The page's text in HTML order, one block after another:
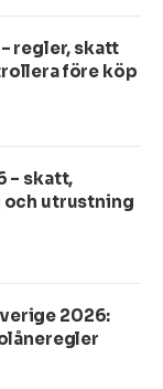
regler, skatt
före köp
– skatt,
utrustning
2026: